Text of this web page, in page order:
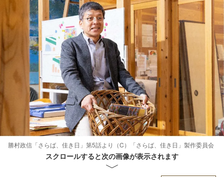
勝村政信「さらば、佳き日」第5話より（C）「さらば、佳き日」製作委員会
スクロールすると次の画像が表示されます